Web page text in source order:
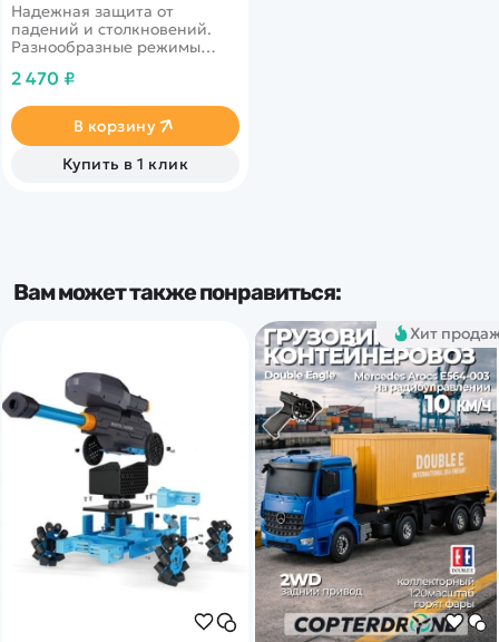
Надежная защита от
падений и столкновений.
Разнообразные режимы
трюки, боковой полет. Без
2 470 ₽
В корзину
Купить в 1 клик
Вам может также понравиться:
Хит